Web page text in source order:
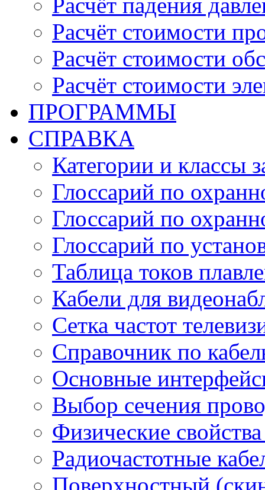
Расчёт стоимости
Расчёт стоимости
Расчёт стоимости
ПРОГРАММЫ
СПРАВКА
Категории и классы
Глоссарий по
Глоссарий по
Глоссарий по
Таблица токов
Кабели для
Сетка частот
Справочник по
Основные
Выбор сечения
Физические
Радиочастотные